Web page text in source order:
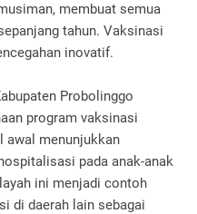
membuat semua
tahun. Vaksinasi
inovatif.
Probolinggo
program vaksinasi
awal menunjukkan
pada anak-anak
ini menjadi contoh
di daerah lain sebagai